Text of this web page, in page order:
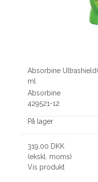
Absorbine
ml
Absorbine
429521-12
På lager
319,00 DKK
(ekskl. moms)
Vis produkt